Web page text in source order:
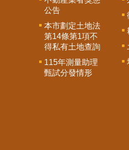
公告
本市劃定土地法
第14條第1項不
得私有土地查詢
115年測量助理
甄試分發情形